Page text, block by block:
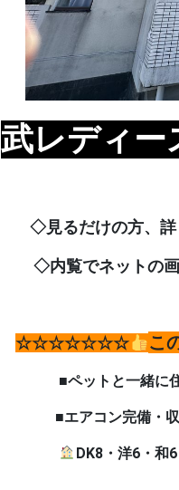
武レディー
◇見るだけの方、
◇内覧でネットの画
☆☆☆☆☆☆☆ こ
■ペットと一緒に
■エアコン完備・収納
DK8・洋6・和6